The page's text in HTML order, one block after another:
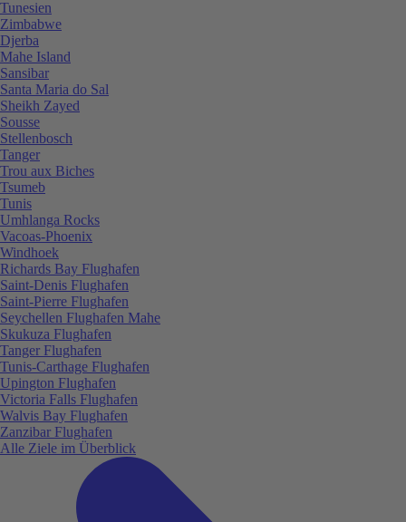
Tunesien
Zimbabwe
Djerba
Mahe Island
Sansibar
Santa Maria do Sal
Sheikh Zayed
Sousse
Stellenbosch
Tanger
Trou aux Biches
Tsumeb
Tunis
Umhlanga Rocks
Vacoas-Phoenix
Windhoek
Richards Bay Flughafen
Saint-Denis Flughafen
Saint-Pierre Flughafen
Seychellen Flughafen Mahe
Skukuza Flughafen
Tanger Flughafen
Tunis-Carthage Flughafen
Upington Flughafen
Victoria Falls Flughafen
Walvis Bay Flughafen
Zanzibar Flughafen
Alle Ziele im Überblick